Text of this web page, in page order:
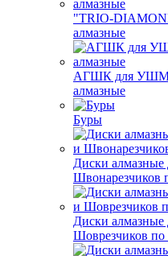
"TRIO-
алмазные
АГШК для УШМ
алмазные
Буры
Диски алмазные
Швонарезчиков
Диски алмазные
Шоврезчиков по